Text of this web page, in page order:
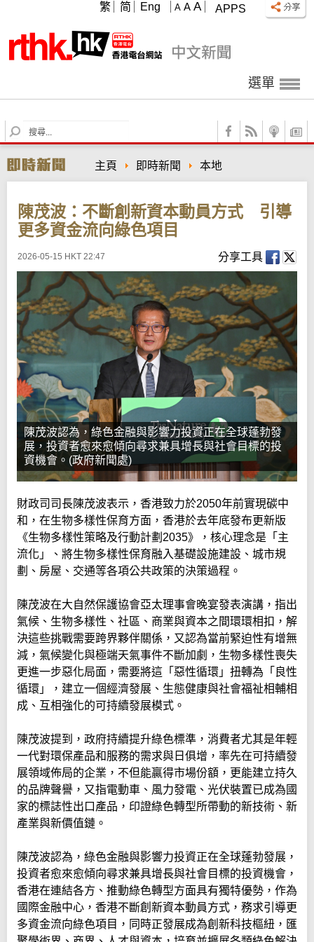
APPS
A A A
繁 简 Eng
選單
S
e
r
c
主頁 即時新聞 本地
陳茂波：不斷創新資本動員方式 引導
更多資金流向綠色項目
2026-05-15 HKT 22:47 分享工具
陳茂波認為，綠色金融與影響力投資正在全球蓬勃發
展，投資者愈來愈傾向尋求兼具增長與社會目標的投
資機會。(政府新聞處)
財政司司長陳茂波表示，香港致力於2050年前實現碳中
和，在生物多樣性保育方面，香港於去年底發布更新版
《生物多樣性策略及行動計劃2035》，核心理念是「主
流化」、將生物多樣性保育融入基礎設施建設、城市規
劃、房屋、交通等各項公共政策的決策過程。
陳茂波在大自然保護協會亞太理事會晚宴發表演講，指出
氣候、生物多樣性、社區、商業與資本之間環環相扣，解
決這些挑戰需要跨界夥伴關係，又認為當前緊迫性有增無
減，氣候變化與極端天氣事件不斷加劇，生物多樣性喪失
更進一步惡化局面，需要將這「惡性循環」扭轉為「良性
循環」，建立一個經濟發展、生態健康與社會福祉相輔相
成、互相強化的可持續發展模式。
陳茂波提到，政府持續提升綠色標準，消費者尤其是年輕
一代對環保產品和服務的需求與日俱增，率先在可持續發
展領域佈局的企業，不但能贏得市場份額，更能建立持久
的品牌聲譽，又指電動車、風力發電、光伏裝置已成為國
家的標誌性出口產品，印證綠色轉型所帶動的新技術、新
產業與新價值鏈。
陳茂波認為，綠色金融與影響力投資正在全球蓬勃發展，
投資者愈來愈傾向尋求兼具增長與社會目標的投資機會，
香港在連結各方、推動綠色轉型方面具有獨特優勢，作為
國際金融中心，香港不斷創新資本動員方式，務求引導更
多資金流向綠色項目，同時正發展成為創新科技樞紐，匯